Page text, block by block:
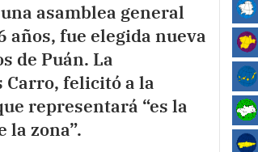
asamblea general
fue elegida nueva
de Puán. La
Carro, felicitó a la
representará “es la
la zona”.